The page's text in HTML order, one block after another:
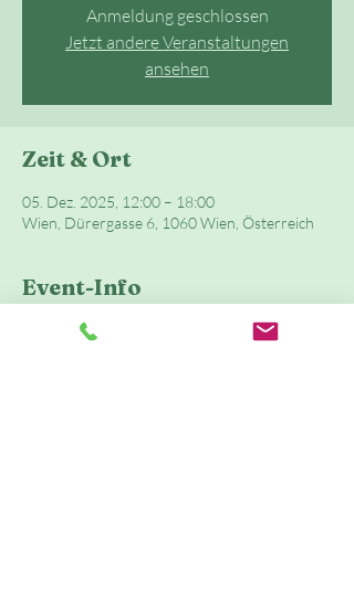
Anmeldung geschlossen
Jetzt andere Veranstaltungen
ansehen
Zeit & Ort
05. Dez. 2025, 12:00 – 18:00
Wien, Dürergasse 6, 1060 Wien, Österreich
Event-Info
Sportliche Aktivitäten im Kindergarten- und